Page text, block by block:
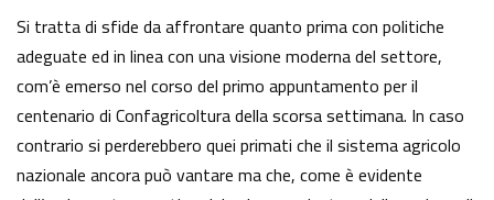
Si tratta di sfide da affrontare quanto prima con politiche
adeguate ed in linea con una visione moderna del settore,
com’è emerso nel corso del primo appuntamento per il
centenario di Confagricoltura della scorsa settimana. In caso
contrario si perderebbero quei primati che il sistema agricolo
nazionale ancora può vantare ma che, come è evidente